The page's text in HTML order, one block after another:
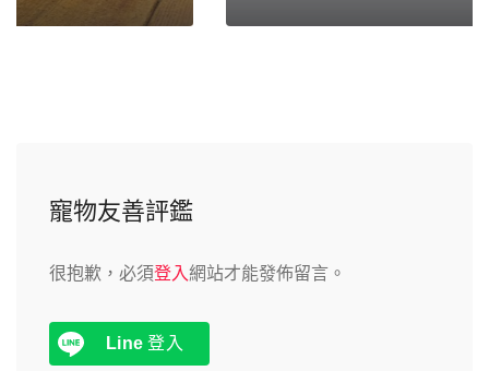
寵物友善評鑑
很抱歉，必須登入網站才能發佈留言。
Line 登入